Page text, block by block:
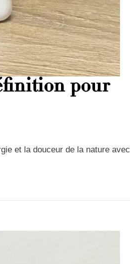
pour
et la douceur de la nature avec